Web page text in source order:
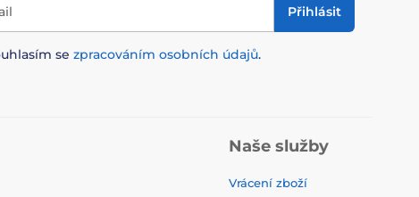
Přihlásit
se zpracováním osobních údajů.
Naše služby
Vrácení zboží